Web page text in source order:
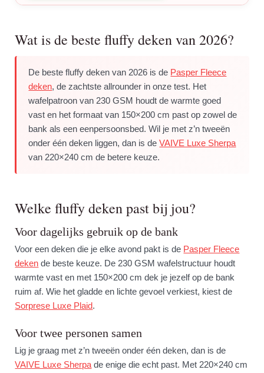
Wat is de beste fluffy deken van 2026?
De beste fluffy deken van 2026 is de Pasper Fleece
deken, de zachtste allrounder in onze test. Het
wafelpatroon van 230 GSM houdt de warmte goed
vast en het formaat van 150×200 cm past op zowel de
bank als een eenpersoonsbed. Wil je met z’n tweeën
onder één deken liggen, dan is deVAIVE Luxe Sherpa
van 220×240 cm de betere keuze.
Welke fluffy deken past bij jou?
Voor dagelijks gebruik op de bank
Voor een deken die je elke avond pakt is de Pasper Fleece
deken de beste keuze. De 230 GSM wafelstructuur houdt
warmte vast en met 150×200 cm dek je jezelf op de bank
ruim af. Wie het gladde en lichte gevoel verkiest, kiest de
Sorprese Luxe Plaid.
Voor twee personen samen
Lig je graag met z’n tweeën onder één deken, dan is de
VAIVE Luxe Sherpa de enige die echt past. Met 220×240 cm